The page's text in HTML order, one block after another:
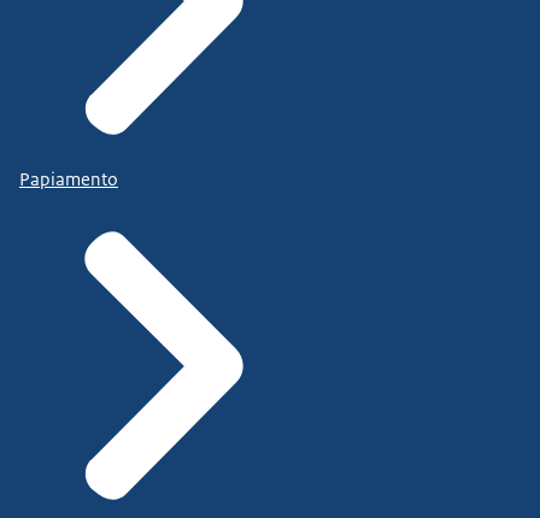
Papiamento